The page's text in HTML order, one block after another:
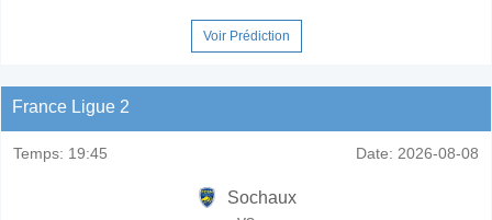
Voir Prédiction
France Ligue 2
Temps: 19:45 Date: 2026-08-08
Sochaux